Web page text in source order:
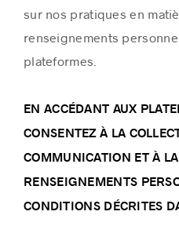
sur nos pratiques en
renseignements
plateformes.
EN ACCÉDANT AUX
CONSENTEZ À LA
COMMUNICATION ET À
RENSEIGNEMENTS
CONDITIONS DÉCRITES